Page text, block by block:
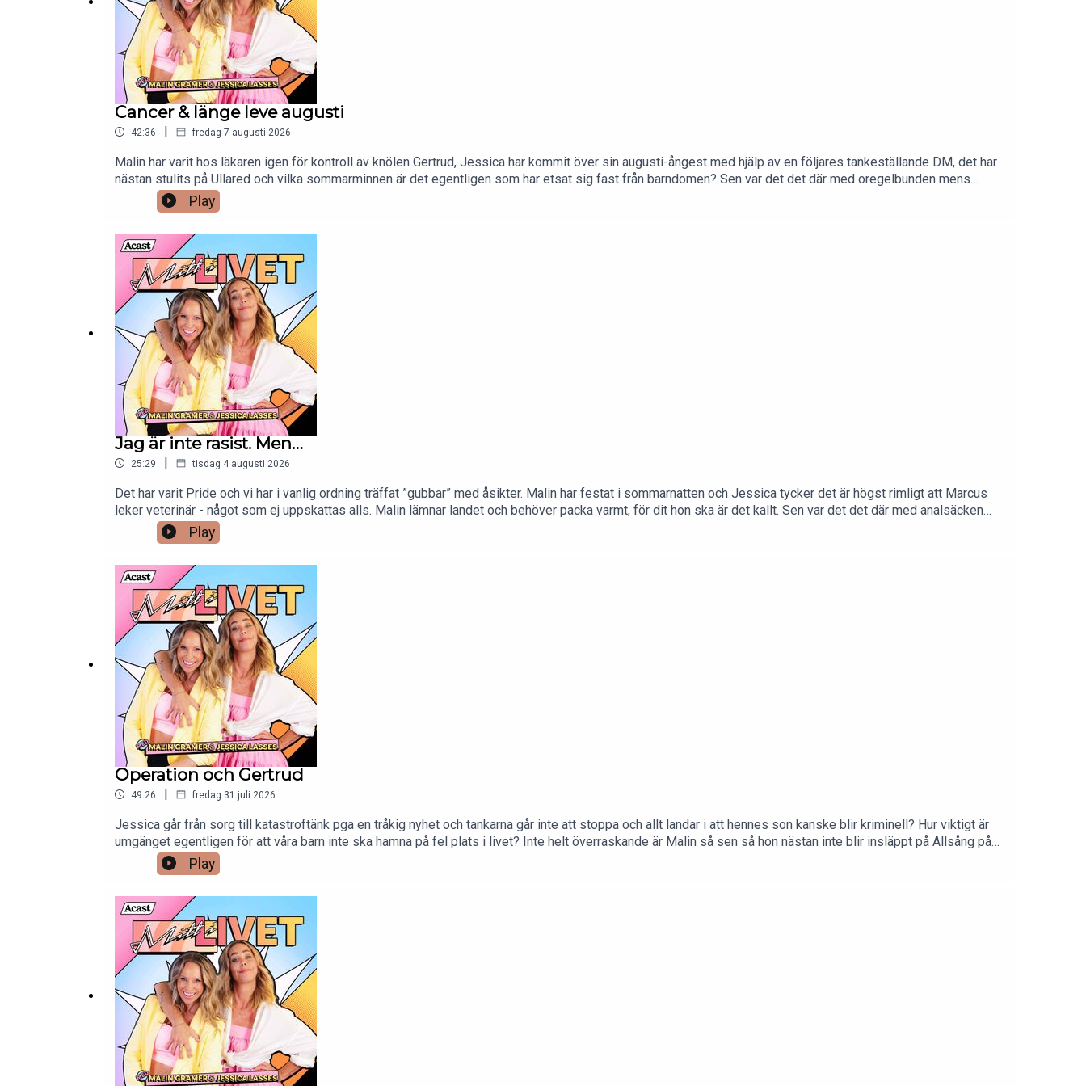
Cancer & länge leve augusti
42:36 | fredag 7 augusti 2026
Malin har varit hos läkaren igen för kontroll av knölen Gertrud, Jessica har kommit över sin augusti-ångest med hjälp av en följares tankeställande DM, det har
nästan stulits på Ullared och vilka sommarminnen är det egentligen som har etsat sig fast från barndomen? Sen var det det där med oregelbunden mens
också, lyssna - det blir kul.
Play
Jag är inte rasist. Men…
25:29 | tisdag 4 augusti 2026
Det har varit Pride och vi har i vanlig ordning träffat ”gubbar” med åsikter. Malin har festat i sommarnatten och Jessica tycker det är högst rimligt att Marcus
leker veterinär - något som ej uppskattas alls. Malin lämnar landet och behöver packa varmt, för dit hon ska är det kallt. Sen var det det där med analsäcken
också... Lyssna det blir kul!
Play
Operation och Gertrud
49:26 | fredag 31 juli 2026
Jessica går från sorg till katastroftänk pga en tråkig nyhet och tankarna går inte att stoppa och allt landar i att hennes son kanske blir kriminell? Hur viktigt är
umgänget egentligen för att våra barn inte ska hamna på fel plats i livet? Inte helt överraskande är Malin så sen så hon nästan inte blir insläppt på Allsång på
Skansen, och hur gick det, fick hon sjunga eller inte? Det har varit en margaritakväll som slutade med ett taxikaos vilket får Jessica att ragea över fel personer
som valt serviceyrken, hur svårt kan det vara? Sen var det det där med knölen i Malins bröst som nu har ett namn <3
Play